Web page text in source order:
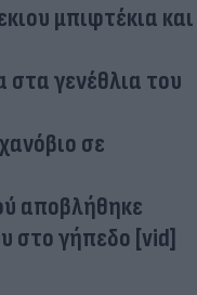
μπιφτέκια και
γενέθλια του
σε
αποβλήθηκε
στο γήπεδο [vid]